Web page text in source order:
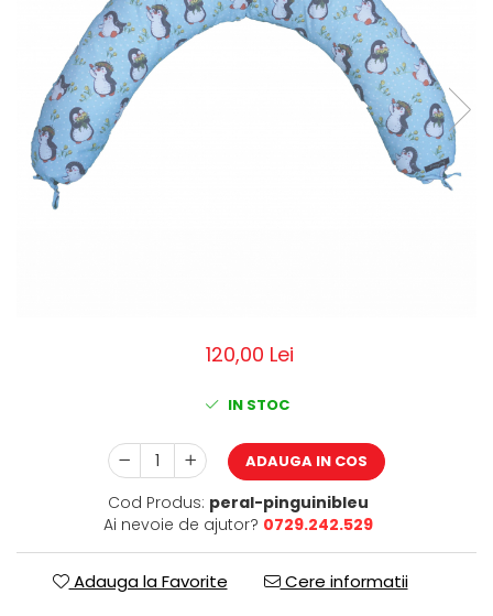
Pălării de Soare
120,00 Lei
IN STOC
ADAUGA IN COS
Cod Produs: peral-pinguinibleu
Ai nevoie de ajutor? 0729.242.529
Adauga la Favorite Cere informatii